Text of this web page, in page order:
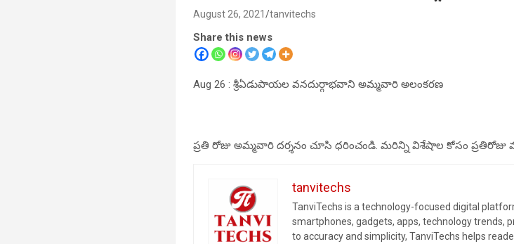
August 26, 2021 tanvitechs
Share this news
Aug 26 : శ్రీఏడుపాయల వనదుర్గాభవాని అమ్మవారి అలంకరణ
ప్రతి రోజు అమ్మవారి దర్శనం చూసి ధరించండి. మరిన్ని విశేషాల కోసం ప్రతిరోజు
tanvitechs
TanviTechs is a technology-focused digital
smartphones, gadgets, apps, technology trends,
to accuracy and simplicity, TanviTechs helps